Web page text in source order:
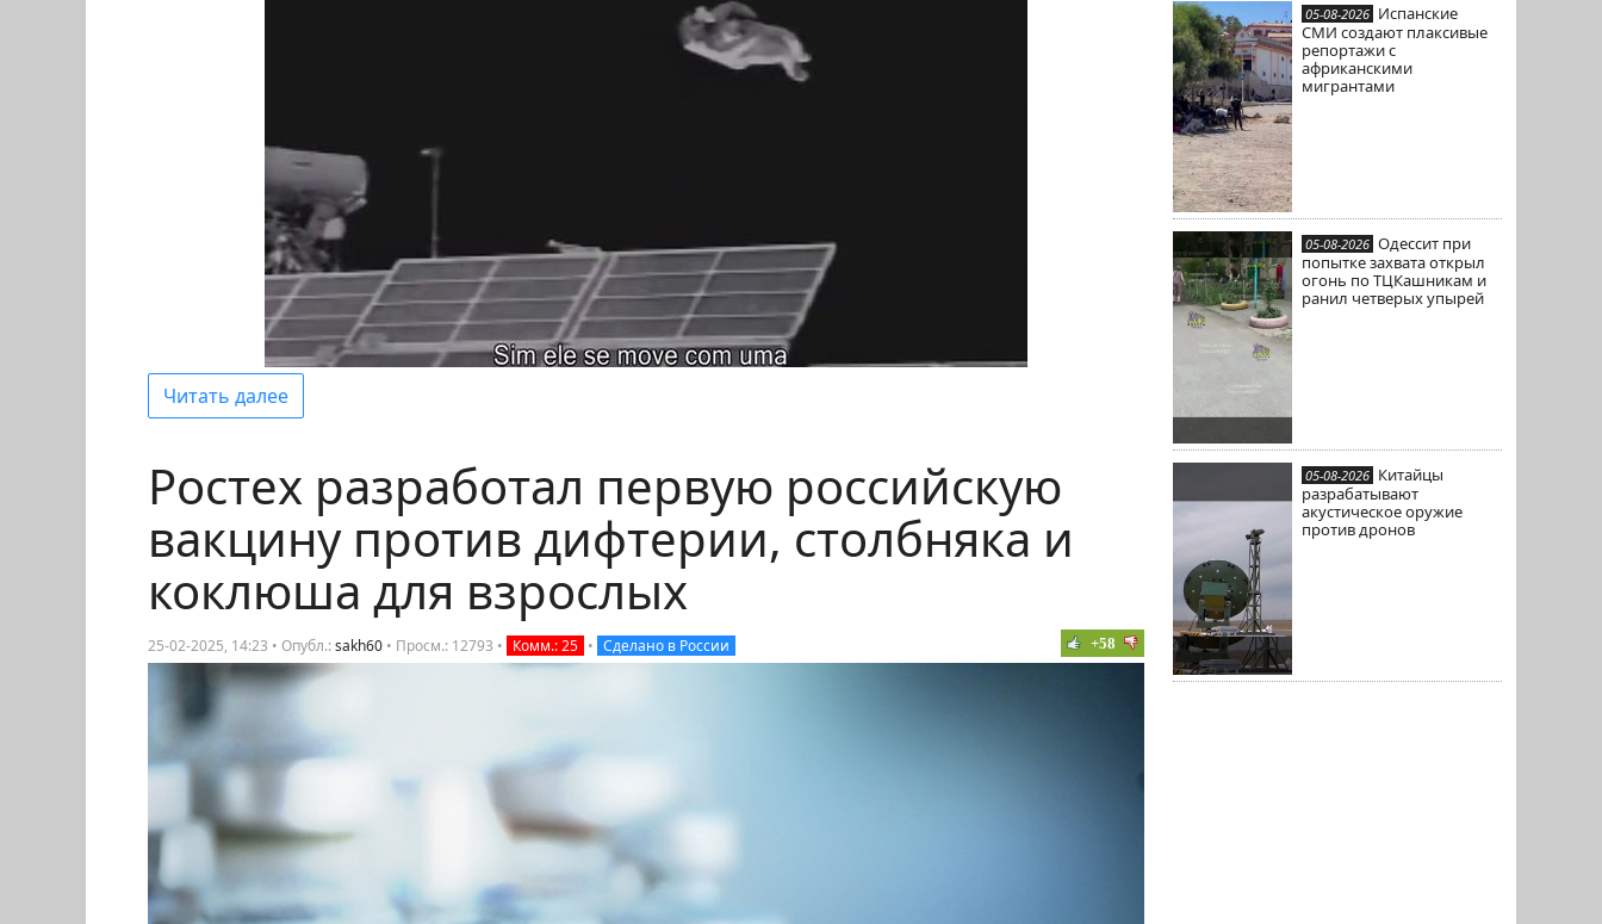
05-08-2026 Испанские
СМИ создают плаксивые
репортажи с
африканскими
мигрантами
05-08-2026 Одессит при
попытке захвата открыл
огонь по ТЦКашникам и
ранил четверых упырей
05-08-2026 Китайцы
разрабатывают
акустическое оружие
против дронов
Читать далее
Ростех разработал первую российскую
вакцину против дифтерии, столбняка и
коклюша для взрослых
25-02-2025, 14:23 • Опубл.:sakh60 • Просм.: 12793 • Комм.: 25 • Сделано в России +58